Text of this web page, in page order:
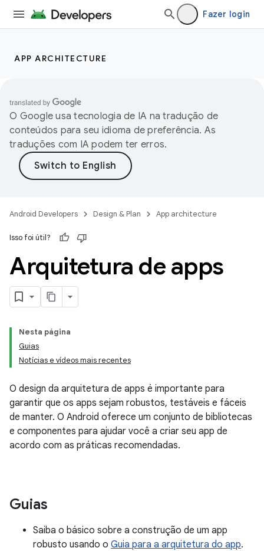
Fazer login
APP ARCHITECTURE
O Google usa tecnologia de IA na tradução de
conteúdos para seu idioma de preferência. As
traduções com IA podem ter erros.
Android Developers Design & Plan App architecture
Isso foi útil?
Arquitetura de apps
Nesta página
Guias
Notícias e vídeos mais recentes
O design da arquitetura de apps é importante para
garantir que os apps sejam robustos, testáveis e fáceis
de manter. O Android oferece um conjunto de bibliotecas
e componentes para ajudar você a criar seu app de
acordo com as práticas recomendadas.
Guias
Saiba o básico sobre a construção de um app
robusto usando o Guia para a arquitetura do app.